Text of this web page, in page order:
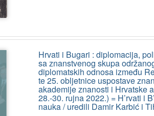
Hrvati i Bugari : diplomacija,
sa znanstvenog skupa
diplomatskih odnosa između
te 25. obljetnice uspostave
akademije znanosti i Hrvatske
28.-30. rujna 2022.) = H’rvati i
nauka / uredili Damir Karbić i